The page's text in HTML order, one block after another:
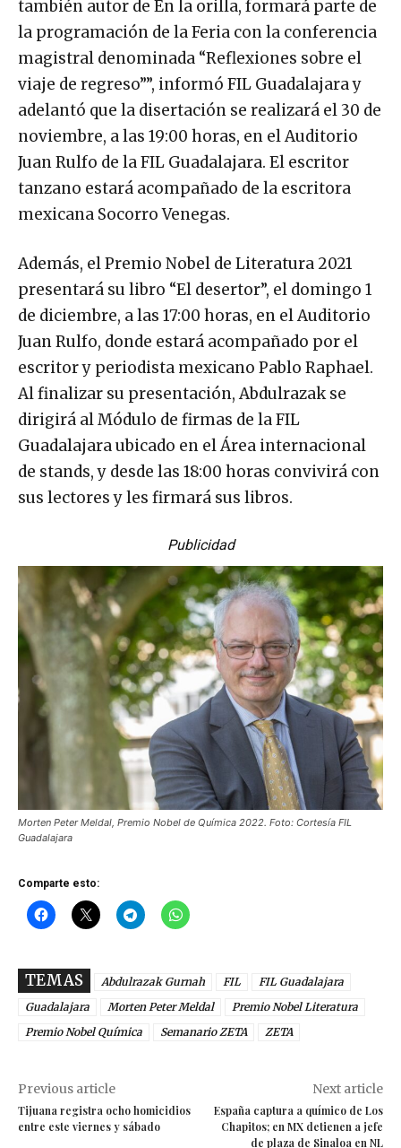
también autor de En la orilla, formará parte de
la programación de la Feria con la conferencia
magistral denominada “Reflexiones sobre el
viaje de regreso””, informó FIL Guadalajara y
adelantó que la disertación se realizará el 30 de
noviembre, a las 19:00 horas, en el Auditorio
Juan Rulfo de la FIL Guadalajara. El escritor
tanzano estará acompañado de la escritora
mexicana Socorro Venegas.
Además, el Premio Nobel de Literatura 2021
presentará su libro “El desertor”, el domingo 1
de diciembre, a las 17:00 horas, en el Auditorio
Juan Rulfo, donde estará acompañado por el
escritor y periodista mexicano Pablo Raphael.
Al finalizar su presentación, Abdulrazak se
dirigirá al Módulo de firmas de la FIL
Guadalajara ubicado en el Área internacional
de stands, y desde las 18:00 horas convivirá con
sus lectores y les firmará sus libros.
Publicidad
Morten Peter Meldal, Premio Nobel de Química 2022. Foto: Cortesía FIL
Guadalajara
Comparte esto:
TEMAS Abdulrazak Gurnah FIL
FIL Guadalajara
Guadalajara
Morten Peter Meldal
Premio Nobel Literatura
Premio Nobel Química
Semanario ZETA ZETA
Previous article
Tijuana registra ocho homicidios
entre este viernes y sábado
Next article
España captura a químico de Los
Chapitos; en MX detienen a jefe
de plaza de Sinaloa en NL